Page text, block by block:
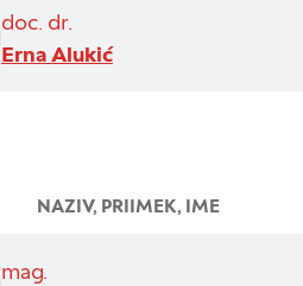
doc. dr.
Erna Alukić
NAZIV, PRIIMEK, IME
mag.